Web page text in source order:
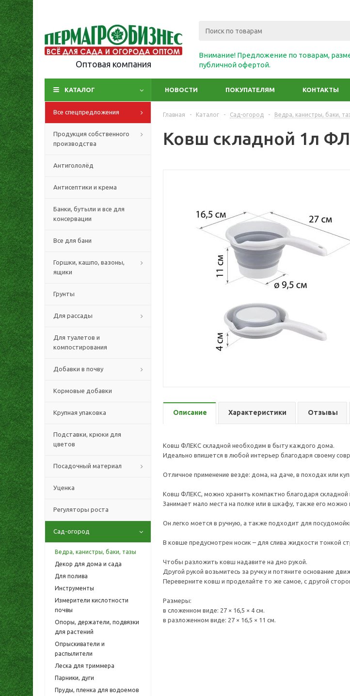
Оптовая компания
Внимание! Предложение по товарам,
публичной офертой.
КАТАЛОГ НОВОСТИ ПОКУПАТЕЛЯМ КОНТАКТЫ
Все спецпредложения
Продукция собственного
производства
Антигололёд
Антисептики и крема
Банки, бутыли и все для
консервации
Все для бани
Горшки, кашпо, вазоны,
ящики
Грунты
Для рассады
Для туалетов и
компостирования
Добавки в почву
Кормовые добавки
Крупная упаковка
Подставки, крюки для
цветов
Посадочный материал
Уценка
Регуляторы роста
Сад-огород
Ведра, канистры, баки, тазы
Декор для дома и сада
Для полива
Инструменты
Измерители кислотности
почвы
Опоры, держатели, подвязки
для растений
Опрыскиватели и
распылители
Леска для триммера
Парники, дуги
Пруды, пленка для водоемов
Главная - Каталог - Сад-огород - Ведра, канистры, баки,
Ковш складной 1л
Описание Характеристики Отзывы
Ковш ФЛЕКС складной необходим в быту каждого дома.
Идеально впишется в любой интерьер благодаря своему
Отличное применение везде: дома, на даче, в походах или
Ковш ФЛЕКС, можно хранить компактно благодаря складной
Занимает мало места на полке или в шкафу, также его можно
Он легко моется в ручную, а также подходит для
В ковше предусмотрен носик – для слива жидкости тонкой
Чтобы разложить ковш надавите на дно рукой.
Другой рукой возьмитесь за ручку и потяните основание
Переверните ковш и проделайте то же самое, с другой
Размеры:
в сложенном виде: 27 × 16,5 × 4 см.
в разложенном виде: 27 × 16,5 × 11 см.